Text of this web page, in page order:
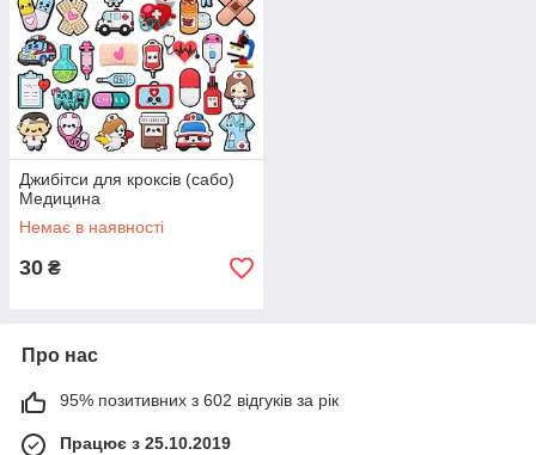
Джибітси для кроксів (сабо)
Медицина
Немає в наявності
30 ₴
Про нас
95% позитивних з 602 відгуків за рік
Працює з 25.10.2019